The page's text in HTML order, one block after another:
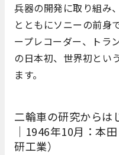
兵器の開発に取り組み
とともにソニーの前身
ープレコーダー、トラ
の日本初、世界初とい
ます。
二輪車の研究からは
｜1946年10月：本
研工業）